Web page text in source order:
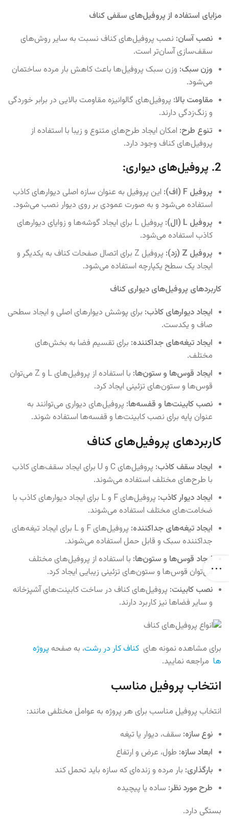
مزایای استفاده از پروفیل‌های سقفی کناف
نصب آسان: نصب پروفیل‌های کناف نسبت به سایر روش‌های
سقف‌سازی آسان‌تر است.
وزن سبک: وزن سبک پروفیل‌ها باعث کاهش بار مرده ساختمان
می‌شود.
مقاومت بالا: پروفیل‌های گالوانیزه مقاومت بالایی در برابر خوردگی
و زنگ‌زدگی دارند.
تنوع طرح: امکان ایجاد طرح‌های متنوع و زیبا با استفاده از
پروفیل‌های کناف وجود دارد.
2. پروفیل‌های دیواری:
پروفیل F (اف):
این پروفیل به عنوان سازه اصلی دیوارهای کاذب
استفاده می‌شود و به صورت عمودی بر روی دیوار نصب می‌شود.
پروفیل L (ال):
پروفیل L برای ایجاد گوشه‌ها و زوایای دیوارهای
کاذب استفاده می‌شود.
پروفیل Z (زد):
پروفیل Z برای اتصال صفحات کناف به یکدیگر و
ایجاد یک سطح یکپارچه استفاده می‌شود.
کاربردهای پروفیل‌های دیواری کناف
ایجاد دیوارهای کاذب: برای پوشش دیوارهای اصلی و ایجاد سطحی
صاف و یکدست.
ایجاد تیغه‌های جداکننده: برای تقسیم فضا به بخش‌های
مختلف.
ایجاد قوس‌ها و ستون‌ها:
با استفاده از پروفیل‌های L و Z می‌توان
قوس‌ها و ستون‌های تزئینی ایجاد کرد.
نصب کابینت‌ها و قفسه‌ها: پروفیل‌های دیواری می‌توانند به
عنوان پایه برای نصب کابینت‌ها و قفسه‌ها استفاده شوند.
کاربردهای پروفیل‌های کناف
ایجاد سقف کاذب:
پروفیل‌های C و U برای ایجاد سقف‌های کاذب
با طرح‌های مختلف استفاده می‌شوند.
ایجاد دیوار کاذب:
پروفیل‌های F و L برای ایجاد دیوارهای کاذب با
ضخامت‌های مختلف استفاده می‌شوند.
ایجاد تیغه‌های جداکننده:
پروفیل‌های F و L برای ایجاد تیغه‌های
جداکننده سبک و قابل حمل استفاده می‌شوند.
ایجاد قوس‌ها و ستون‌ها: با استفاده از پروفیل‌های مختلف
می‌توان قوس‌ها و ستون‌های تزئینی زیبایی ایجاد کرد.
نصب کابینت: پروفیل‌های کناف در ساخت کابینت‌های آشپزخانه
و سایر فضاها نیز کاربرد دارند.
برای مشاهده نمونه های کناف کار در رشت، به صفحه پروژه
ها مراجعه نمایید.
انتخاب پروفیل مناسب
انتخاب پروفیل مناسب برای هر پروژه به عوامل مختلفی مانند:
نوع سازه: سقف، دیوار یا تیغه
ابعاد سازه: طول، عرض و ارتفاع
بارگذاری: بار مرده و زنده‌ای که سازه باید تحمل کند
طرح مورد نظر: ساده یا پیچیده
بستگی دارد.